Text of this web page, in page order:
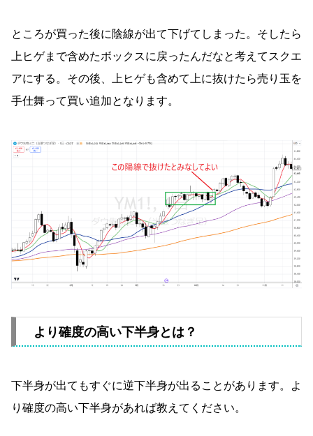
ところが買った後に陰線が出て下げてしまった。そしたら
上ヒゲまで含めたボックスに戻ったんだなと考えてスクエ
アにする。その後、上ヒゲも含めて上に抜けたら売り玉を
手仕舞って買い追加となります。
より確度の高い下半身とは？
下半身が出てもすぐに逆下半身が出ることがあります。よ
り確度の高い下半身があれば教えてください。